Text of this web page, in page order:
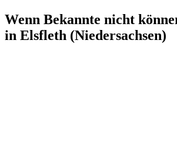
Wenn Bekannte nicht
in Elsfleth (Niedersachsen)